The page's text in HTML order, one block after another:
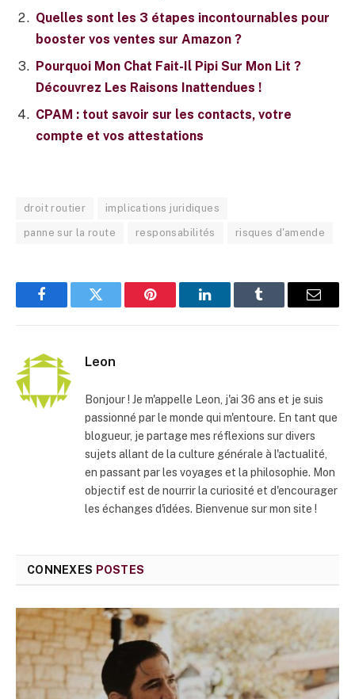
Quelles sont les 3 étapes incontournables pour
booster vos ventes sur Amazon ?
Pourquoi Mon Chat Fait-Il Pipi Sur Mon Lit ?
Découvrez Les Raisons Inattendues !
CPAM : tout savoir sur les contacts, votre
compte et vos attestations
droit routier implications juridiques
panne sur la route responsabilités risques d'amende
FacebookTwitter Pinterest LinkedInTumblr
E-
Leon
Bonjour ! Je m'appelle Leon, j'ai 36 ans et je suis
passionné par le monde qui m'entoure. En tant que
blogueur, je partage mes réflexions sur divers
sujets allant de la culture générale à l'actualité,
en passant par les voyages et la philosophie. Mon
objectif est de nourrir la curiosité et d'encourager
les échanges d'idées. Bienvenue sur mon site !
CONNEXES POSTES